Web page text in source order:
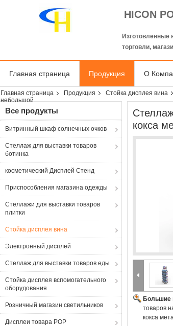
HICON
Изготовленные
торговли,
Главная страница Продукция О
Главная страница Продукция Стойка дисплея вина
небольшой
Все продукты
Витринный шкаф солнечных очков
Стеллаж для выставки товаров
ботинка
косметический Дисплей Стенд
Приспособления магазина одежды
Стеллажи для выставки товаров
плитки
Стойка дисплея вина
Электронный дисплей
Стеллаж для выставки товаров еды
Стойка дисплея вспомогательного
оборудования
Розничный магазин светильников
Дисплеи товара POP
кокса
Большие
товаров
кокса